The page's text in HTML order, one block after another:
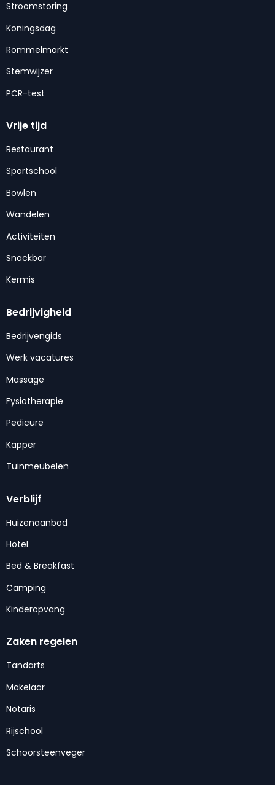
Stroomstoring
Koningsdag
Rommelmarkt
Stemwijzer
PCR-test
Vrije tijd
Restaurant
Sportschool
Bowlen
Wandelen
Activiteiten
Snackbar
Kermis
Bedrijvigheid
Bedrijvengids
Werk vacatures
Massage
Fysiotherapie
Pedicure
Kapper
Tuinmeubelen
Verblijf
Huizenaanbod
Hotel
Bed & Breakfast
Camping
Kinderopvang
Zaken regelen
Tandarts
Makelaar
Notaris
Rijschool
Schoorsteenveger